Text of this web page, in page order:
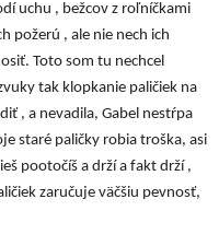
uchu , bežcov z roľníčkami
požerú , ale nie nech ich
Toto som tu nechcel
tak klopkanie paličiek na
, a nevadila, Gabel nestŕpa
staré paličky robia troška, asi
pootočíš a drží a fakt drží ,
zaručuje väčšiu pevnosť,